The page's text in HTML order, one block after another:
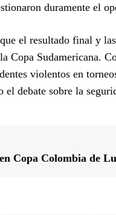
duramente el
el resultado final y
Copa Sudamericana.
violentos en
el debate sobre la
Copa Colombia de